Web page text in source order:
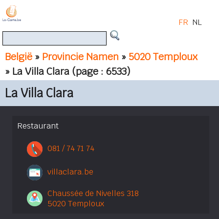
België » Provincie Namen » 5020 Temploux
» La Villa Clara (page : 6533)
FR NL
La Villa Clara
Restaurant
081 / 74 71 74
villaclara.be
Chaussée de Nivelles 318
5020 Temploux